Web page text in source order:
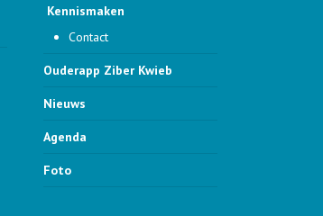
Kennismaken
Contact
Ouderapp Ziber Kwieb
Nieuws
Agenda
Foto